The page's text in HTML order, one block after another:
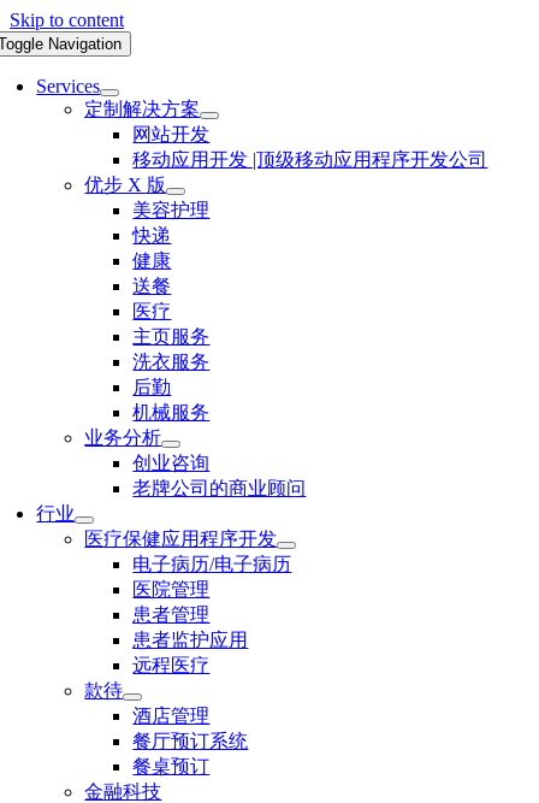
Skip to content
Navigation
Services
定制解决方案
网站开发
移动应用开发 |顶级移动应用程序开发公司
优步 X 版
美容护理
快递
健康
送餐
医疗
主页服务
洗衣服务
后勤
机械服务
业务分析
创业咨询
老牌公司的商业顾问
行业
医疗保健应用程序开发
电子病历/电子病历
医院管理
患者管理
患者监护应用
远程医疗
款待
酒店管理
餐厅预订系统
餐桌预订
金融科技